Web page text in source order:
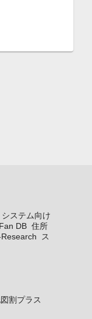
ステム向け
DB 住所
ス
割プラス